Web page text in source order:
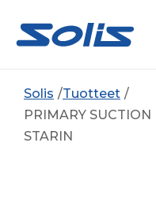
Solis
Tuotteet
PRIMARY
STARIN